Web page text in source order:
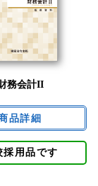
務会計II
採用品です